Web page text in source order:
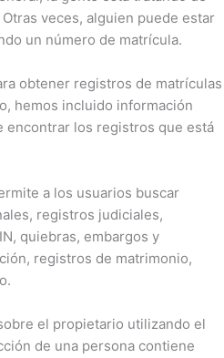
veces, alguien puede estar
un número de matrícula.
obtener registros de matrículas
hemos incluido información
encontrar los registros que está
a los usuarios buscar
registros judiciales,
quiebras, embargos y
registros de matrimonio,
el propietario utilizando el
de una persona contiene